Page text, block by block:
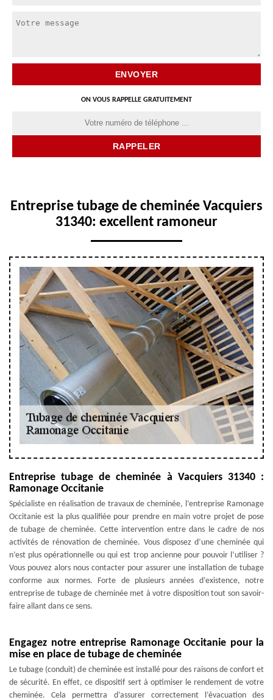
ON VOUS RAPPELLE GRATUITEMENT
Entreprise tubage de cheminée Vacquiers
31340: excellent ramoneur
Entreprise tubage de cheminée à Vacquiers 31340 :
Ramonage Occitanie
Spécialiste en réalisation de travaux de cheminée, l’entreprise Ramonage
Occitanie est la plus qualifiée pour prendre en main votre projet de pose
de tubage de cheminée. Cette intervention entre dans le cadre de nos
activités de rénovation de cheminée. Vous disposez d’une cheminée qui
n’est plus opérationnelle ou qui est trop ancienne pour pouvoir l’utiliser ?
Vous pouvez alors nous contacter pour assurer une installation de tubage
conforme aux normes. Forte de plusieurs années d’existence, notre
entreprise de tubage de cheminée met à votre disposition tout son savoir-
faire allant dans ce sens.
Engagez notre entreprise Ramonage Occitanie pour la
mise en place de tubage de cheminée
Le tubage (conduit) de cheminée est installé pour des raisons de confort et
de sécurité. En effet, ce dispositif sert à optimiser le rendement de votre
cheminée. Cela permettra d’assurer correctement l’évacuation des